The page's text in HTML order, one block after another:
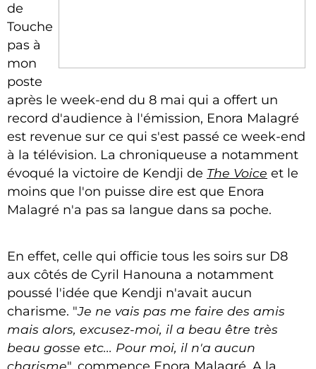
de
Touche
pas à
mon
poste
après le week-end du 8 mai qui a offert un
record d'audience à l'émission, Enora Malagré
est revenue sur ce qui s'est passé ce week-end
à la télévision. La chroniqueuse a notamment
évoqué la victoire de Kendji de The Voice et le
moins que l'on puisse dire est que Enora
Malagré n'a pas sa langue dans sa poche.
En effet, celle qui officie tous les soirs sur D8
aux côtés de Cyril Hanouna a notamment
poussé l'idée que Kendji n'avait aucun
charisme. "Je ne vais pas me faire des amis
mais alors, excusez-moi, il a beau être très
beau gosse etc... Pour moi, il n'a aucun
charisme", commence Enora Malagré. A la